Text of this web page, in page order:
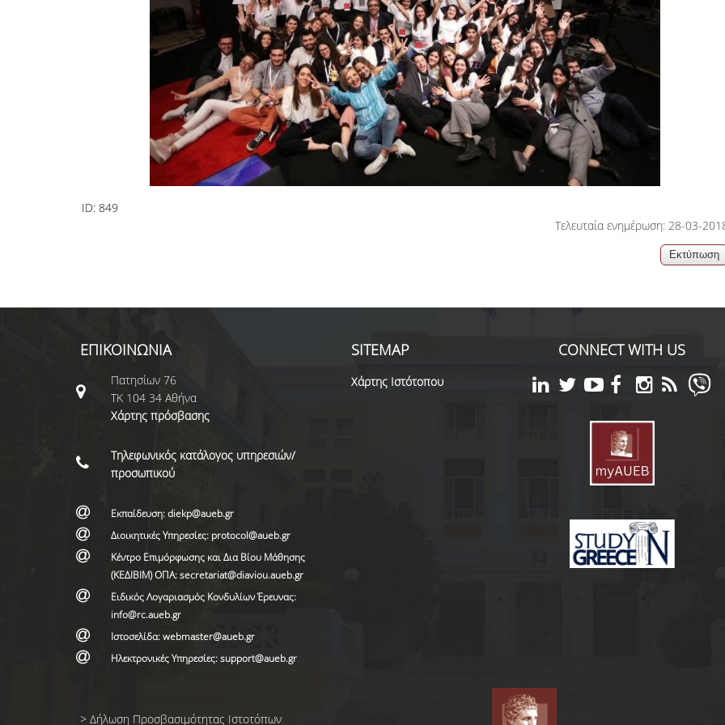
ID: 849
Τελευταία ενημέρωση: 28-03-
ΕΠΙΚΟΙΝΩΝΙΑ
Πατησίων 76
ΤΚ 104 34 Αθήνα
Χάρτης πρόσβασης
Τηλεφωνικός κατάλογος υπηρεσιών/
προσωπικού
Εκπαίδευση: diekp@aueb.gr
Διοικητικές Υπηρεσίες: protocol@aueb.gr
Κέντρο Επιμόρφωσης και Δια Βίου Μάθησης
(ΚΕΔΙΒΙΜ) ΟΠΑ: secretariat@diaviou.aueb.gr
Ειδικός Λογαριασμός Κονδυλίων Έρευνας:
info@rc.aueb.gr
Ιστοσελίδα: webmaster@aueb.gr
Ηλεκτρονικές Υπηρεσίες: support@aueb.gr
SITEMAP
Χάρτης Ιστότοπου
CONNECT WITH US
> Δήλωση Προσβασιμότητας Ιστοτόπων